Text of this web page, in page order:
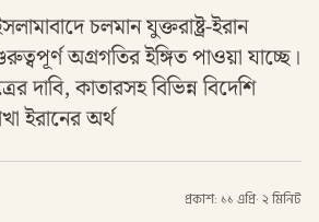
চলমান যুক্তরাষ্ট্র-ইরান
অগ্রগতির ইঙ্গিত পাওয়া যাচ্ছে।
দাবি, কাতারসহ বিভিন্ন বিদেশি
ইরানের অর্থ
প্রকাশ: ১১ এপ্রি· ২ মিনিট